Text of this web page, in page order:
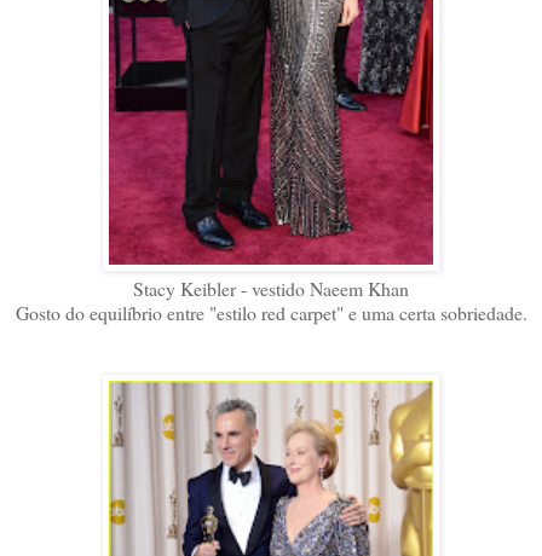
Stacy Keibler - vestido Naeem Khan
Gosto do equilíbrio entre "estilo red carpet" e uma certa sobriedade.